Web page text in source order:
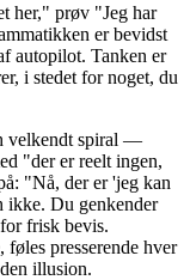
her," prøv "Jeg har
er bevidst
autopilot. Tanken er
i stedet for noget, du
velkendt spiral —
"der er reelt ingen,
"Nå, der er 'jeg kan
ikke. Du genkender
frisk bevis.
presserende hver
illusion.